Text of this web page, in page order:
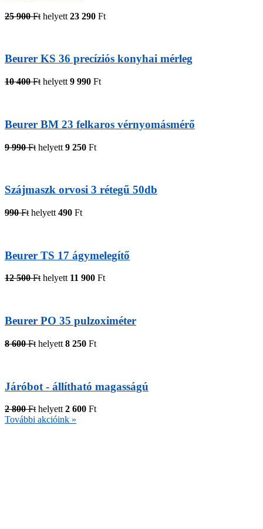
25 900 Ft helyett 23 290 Ft
Beurer KS 36 precíziós konyhai mérleg
10 400 Ft helyett 9 990 Ft
Beurer BM 23 felkaros vérnyomásmérő
9 990 Ft helyett 9 250 Ft
Szájmaszk orvosi 3 rétegű 50db
990 Ft helyett 490 Ft
Beurer TS 17 ágymelegítő
12 500 Fthelyett 11 900 Ft
Beurer PO 35 pulzoximéter
8 600 Ft helyett 8 250 Ft
Járóbot - állítható magasságú
2 800 Ft helyett 2 600 Ft
További akcióink »